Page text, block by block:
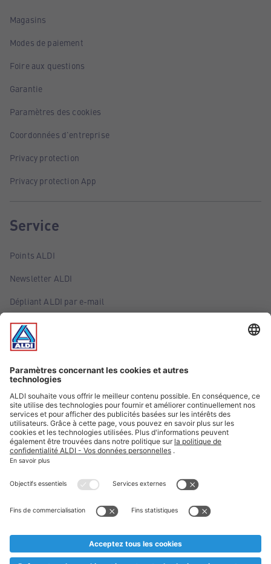
Magasins
Modes de paiement
Foire aux questions
Garantie
Paramètres des cookies
Coordonnées d'entreprise
Privacy protection
Privacy protection App
Service
Points ALDI
Newsletter ALDI
Dépliant ALDI par e-mail
Offres
Infos essentielles
Suivez ALDI Belgique
Textes marqués d'un astérisque et mentions légales
* Nous vendons ces articles temporairement et jusqu'à
au cas où, malgré le planning bien étudié, nous serions
prématurément en rupture de stock. Prix Recupel et TVA incl.
** Sur ce site, l’utilisation de la forme masculine a été adoptée